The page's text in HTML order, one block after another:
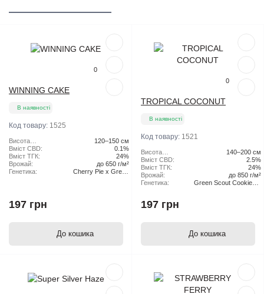
0
WINNING CAKE
В наявності
Код товару: 1525
Висота
рослини:
120–150 см
Вміст CBD:
0.1%
Вміст ТГК:
24%
Врожай:
до 650 г/м²
Генетика:
Cherry Pie x Green
197 грн
До кошика
0
TROPICAL COCONUT
В наявності
Код товару: 1521
Висота
рослини:
140–200 см
Вміст CBD:
2.5%
Вміст ТГК:
24%
Врожай:
до 850 г/м²
Генетика:
Green Scout Cookies x
197 грн
До кошика